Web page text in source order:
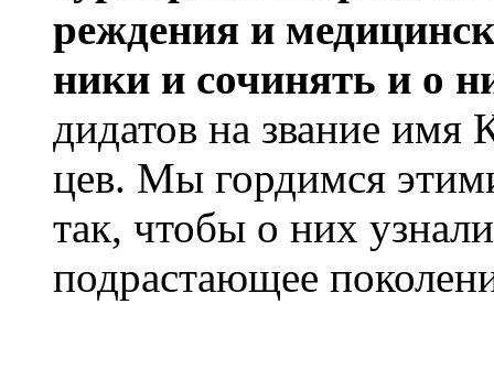
режде­ния и
ни­ки и со­чи­нять и о
ди­да­тов на зва­ние имя
цев. Мы гор­димся
так, что­бы о них
под­раста­ющее